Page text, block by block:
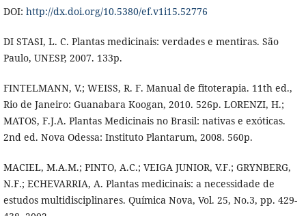
DOI: http://dx.doi.org/10.5380/ef.v1i15.52776
DI STASI, L. C. Plantas medicinais: verdades e mentiras. São
Paulo, UNESP, 2007. 133p.
FINTELMANN, V.; WEISS, R. F. Manual de fitoterapia. 11th ed.,
Rio de Janeiro: Guanabara Koogan, 2010. 526p. LORENZI, H.;
MATOS, F.J.A. Plantas Medicinais no Brasil: nativas e exóticas.
2nd ed. Nova Odessa: Instituto Plantarum, 2008. 560p.
MACIEL, M.A.M.; PINTO, A.C.; VEIGA JUNIOR, V.F.; GRYNBERG,
N.F.; ECHEVARRIA, A. Plantas medicinais: a necessidade de
estudos multidisciplinares. Química Nova, Vol. 25, No.3, pp. 429-